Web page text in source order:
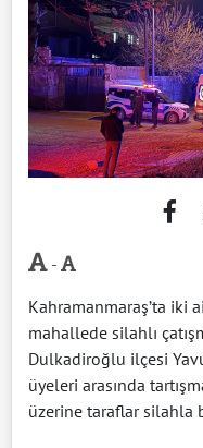
-
Kahramanmaraş’ta iki
mahallede silahlı
Dulkadiroğlu ilçesi
üyeleri arasında
üzerine taraflar silahla